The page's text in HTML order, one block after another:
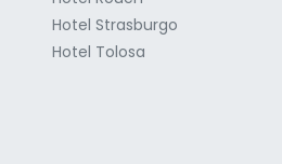
Hotel Strasburgo
Hotel Tolosa